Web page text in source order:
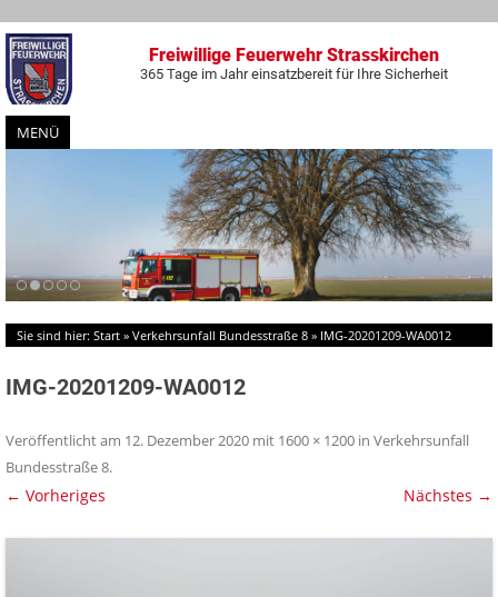
Freiwillige Feuerwehr Strasskirchen
365 Tage im Jahr einsatzbereit für Ihre Sicherheit
MENÜ
Zum
Inhalt
springen
Sie sind hier: Start » Verkehrsunfall Bundesstraße 8 » IMG-20201209-WA0012
IMG-20201209-WA0012
Veröffentlicht am 12. Dezember 2020 mit 1600 × 1200 in Verkehrsunfall
Bundesstraße 8.
← Vorheriges Nächstes →